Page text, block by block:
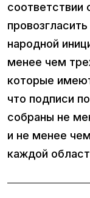
соответствии
народной
менее чем
которые
что подписи
собраны не
и не менее
каждой